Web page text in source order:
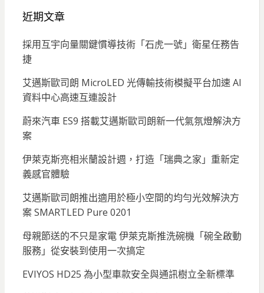
近期文章
採用互宇向量關鍵慣導技術「石虎一號」衛星任務告
捷
艾邁斯歐司朗 MicroLED 光傳輸技術模擬平台加速 AI
資料中心高速互連設計
蔚來汽車 ES9 搭載艾邁斯歐司朗新一代氣氛燈解決方
案
伊萊克斯亮相米蘭設計週，打造「瑞典之家」重新定
義感官體驗
艾邁斯歐司朗推出適用於極小空間的均勻光效解決方
案 SMARTLED Pure 0201
母親節送的不只是家電 伊萊克斯推洗碗機「碗全啟動
服務」從安裝到使用一次搞定
EVIYOS HD25 為小型車款安全與通訊樹立全新標準